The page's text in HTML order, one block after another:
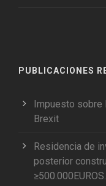
PUBLICACIONES
Impuesto sobre
Brexit
Residencia de
posterior